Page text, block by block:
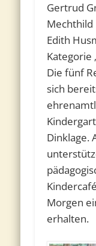
Gertrud
Mechthild
Edith
Kategorie
Die fünf
sich
Dinklage.
Morgen
erhalten.